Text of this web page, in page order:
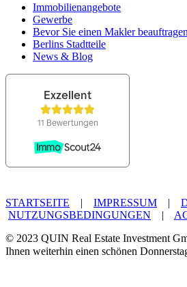
Immobilienangebote
Gewerbe
Bevor Sie einen Makler
Berlins Stadtteile
News & Blog
STARTSEITE | IMPRESSUM |
NUTZUNGSBEDINGUNGEN |
© 2023 QUIN Real Estate Investment
Ihnen weiterhin einen schönen
Kundenbewertungen und Erfahrungen zu